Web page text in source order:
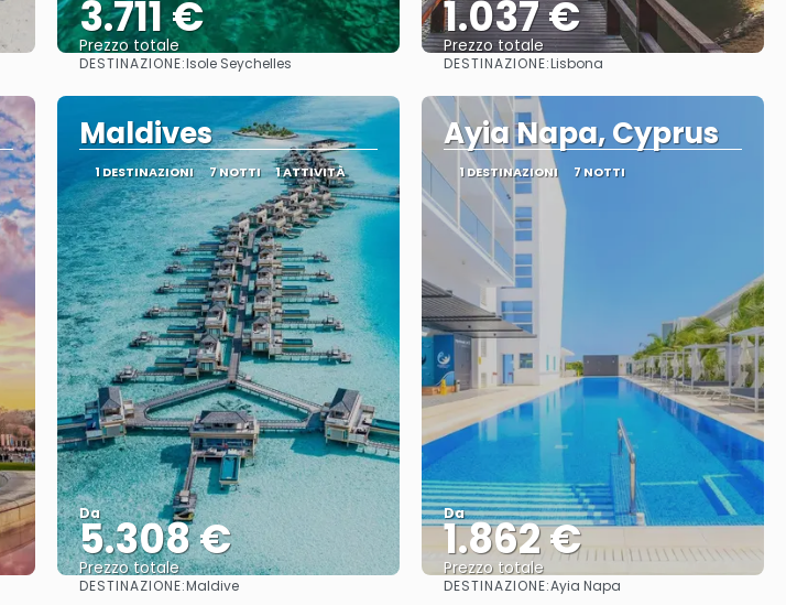
3.711 €
Prezzo totale
Vedere
DESTINAZIONE:Isole Seychelles
1.037 €
Prezzo totale
Vedere
DESTINAZIONE:Lisbona
Maldives
1 DESTINAZIONI 7 NOTTI 1 ATTIVITÀ
Da
5.308 €
Prezzo totale
Vedere
DESTINAZIONE:Maldive
Ayia Napa, Cyprus
1 DESTINAZIONI 7 NOTTI
Da
1.862 €
Prezzo totale
Vedere
DESTINAZIONE:Ayia Napa